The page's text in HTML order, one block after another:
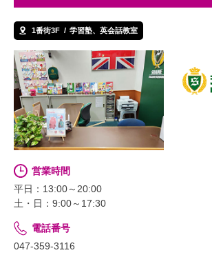
1番街3F 学習塾、英会話教室
営業時間
平日：13:00～20:00
土・日：9:00～17:30
電話番号
047-359-3116